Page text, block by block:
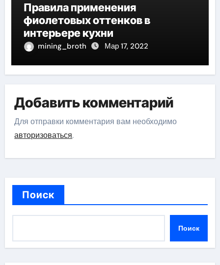
Правила применения
фиолетовых оттенков в
интерьере кухни
mining_broth Мар 17, 2022
Добавить комментарий
Для отправки комментария вам необходимо
авторизоваться.
Поиск
Поиск